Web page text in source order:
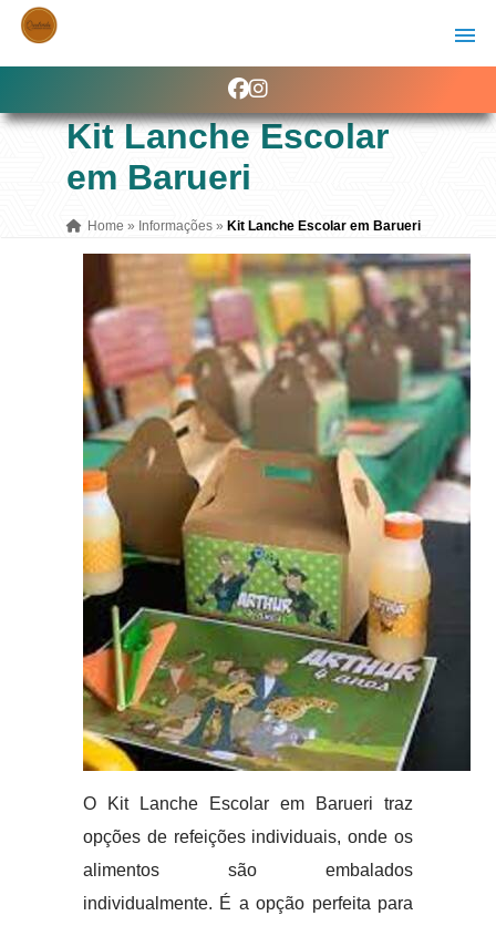
Kit Lanche Escolar
em Barueri
Home » Informações » Kit Lanche Escolar em Barueri
O Kit Lanche Escolar em Barueri traz
opções de refeições individuais, onde os
alimentos são embalados
individualmente. É a opção perfeita para